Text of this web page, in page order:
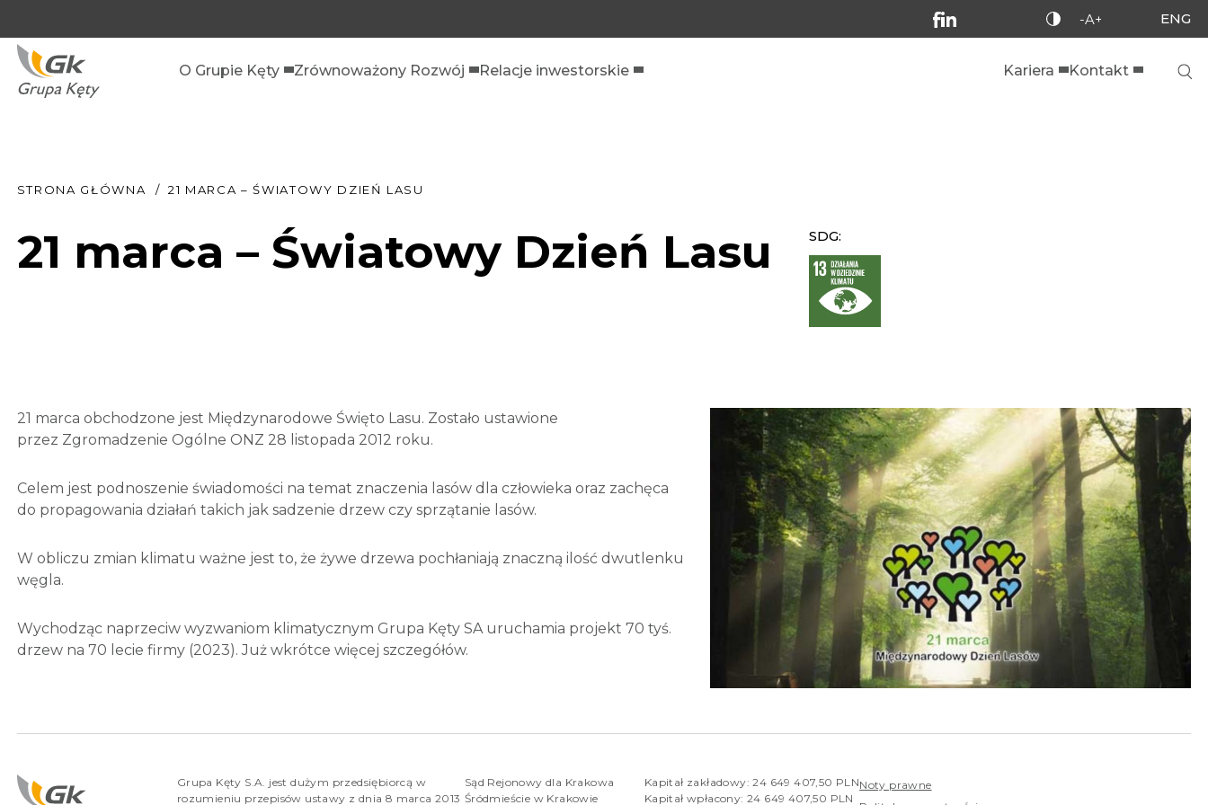
-A+ ENG
O Grupie Kęty Zrównoważony Rozwój Relacje inwestorskie Kariera Kontakt
STRONA GŁÓWNA 21 MARCA – ŚWIATOWY DZIEŃ LASU
21 marca – Światowy Dzień Lasu SDG:
21 marca obchodzone jest Międzynarodowe Święto Lasu. Zostało ustawione
przez Zgromadzenie Ogólne ONZ 28 listopada 2012 roku.
Celem jest podnoszenie świadomości na temat znaczenia lasów dla człowieka oraz zachęca
do propagowania działań takich jak sadzenie drzew czy sprzątanie lasów.
W obliczu zmian klimatu ważne jest to, że żywe drzewa pochłaniają znaczną ilość dwutlenku
węgla.
Wychodząc naprzeciw wyzwaniom klimatycznym Grupa Kęty SA uruchamia projekt 70 tyś.
drzew na 70 lecie firmy (2023). Już wkrótce więcej szczegółów.
Grupa Kęty S.A. jest dużym przedsiębiorcą w
rozumieniu przepisów ustawy z dnia 8 marca 2013
Sąd Rejonowy dla Krakowa
Śródmieście w Krakowie
Kapitał zakładowy: 24 649 407,50 PLN
Kapitał wpłacony: 24 649 407,50 PLN
Noty prawne